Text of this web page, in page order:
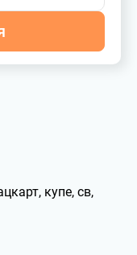
купе, св,